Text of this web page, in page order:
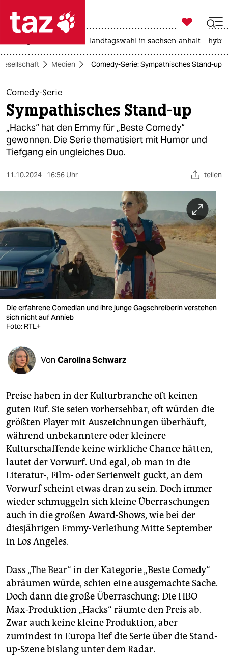
 taz zahl ich
taz zahl ich
themen
politik
öko
gesellschaft
sport
berlin
nord
wahrheit
verlag
verlag
shop
fragen & hilfe
unterstützen
abo
genossenschaft
epaper login

taz zahl ich
landtagswahl in sachsen-anhalt
Medien Comedy-Serie: Sympathisches Stand-up
Comedy-Serie
Sympathisches Stand-up
„Hacks“ hat den Emmy für „Beste Comedy“
gewonnen. Die Serie thematisiert mit Humor und
Tiefgang ein ungleiches Duo.
11.10.2024 16:56 Uhr teilen
Die erfahrene Comedian und ihre junge Gagschreiberin verstehen
sich nicht auf Anhieb
Foto: RTL+
Von Carolina Schwarz
Preise haben in der Kulturbranche oft keinen
guten Ruf. Sie seien vorhersehbar, oft würden die
größten Player mit Auszeichnungen überhäuft,
während unbekanntere oder kleinere
Kulturschaffende keine wirkliche Chance hätten,
lautet der Vorwurf. Und egal, ob man in die
Literatur-, Film- oder Serienwelt guckt, an dem
Vorwurf scheint etwas dran zu sein. Doch immer
wieder schmuggeln sich kleine Überraschungen
auch in die großen Award-Shows, wie bei der
diesjährigen Emmy-Verleihung Mitte September
in Los Angeles.
Dass „The Bear“ in der Kategorie „Beste Comedy“
abräumen würde, schien eine ausgemachte Sache.
Doch dann die große Überraschung: Die HBO
Max-Produktion „Hacks“ räumte den Preis ab.
Zwar auch keine kleine Produktion, aber
zumindest in Europa lief die Serie über die Stand-
up-Szene bislang unter dem Radar.